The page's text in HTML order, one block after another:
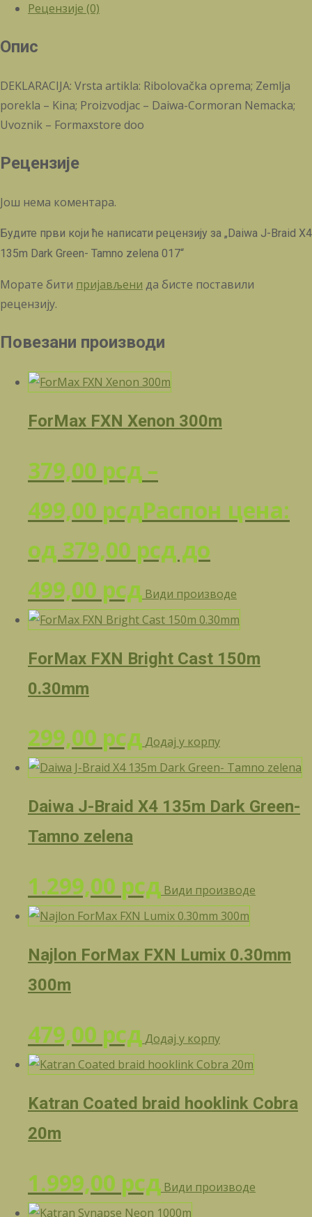
Рецензије (0)
Опис
DEKLARACIJA: Vrsta artikla: Ribolovačka oprema; Zemlja
porekla – Kina; Proizvodjac – Daiwa-Cormoran Nemacka;
Uvoznik – Formaxstore doo
Рецензије
Још нема коментара.
Будите први који ће написати рецензију за „Daiwa J-Braid X4
135m Dark Green- Tamno zelena 017“
Морате бити пријављени да бисте поставили
рецензију.
Повезани производи
ForMax FXN Xenon 300m
379,00 рсд –
499,00 рсдРаспон цена:
од 379,00 рсд до
499,00 рсд Види производе
ForMax FXN Bright Cast 150m
0.30mm
299,00 рсд Додај у корпу
Daiwa J-Braid X4 135m Dark Green-
Tamno zelena
1.299,00 рсд Види производе
Najlon ForMax FXN Lumix 0.30mm
300m
479,00 рсд Додај у корпу
Katran Coated braid hooklink Cobra
20m
1.999,00 рсд Види производе